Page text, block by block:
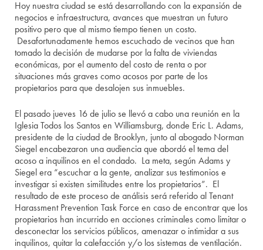
Hoy nuestra ciudad se está desarrollando con la expansión de
negocios e infraestructura, avances que muestran un futuro
positivo pero que al mismo tiempo tienen un costo.
Desafortunadamente hemos escuchado de vecinos que han
tomado la decisión de mudarse por la falta de viviendas
económicas, por el aumento del costo de renta o por
situaciones más graves como acosos por parte de los
propietarios para que desalojen sus inmuebles.
El pasado jueves 16 de julio se llevó a cabo una reunión en la
Iglesia Todos los Santos en Williamsburg, donde Eric L. Adams,
presidente de la ciudad de Brooklyn, junto al abogado Norman
Siegel encabezaron una audiencia que abordó el tema del
acoso a inquilinos en el condado. La meta, según Adams y
Siegel era “escuchar a la gente, analizar sus testimonios e
investigar si existen similitudes entre los propietarios”. El
resultado de este proceso de análisis será referido al Tenant
Harassment Prevention Task Force en caso de encontrar que los
propietarios han incurrido en acciones criminales como limitar o
desconectar los servicios públicos, amenazar o intimidar a sus
inquilinos, quitar la calefacción y/o los sistemas de ventilación.